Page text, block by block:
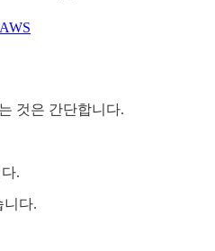
AWS
것은 간단합니다.
.
니다.